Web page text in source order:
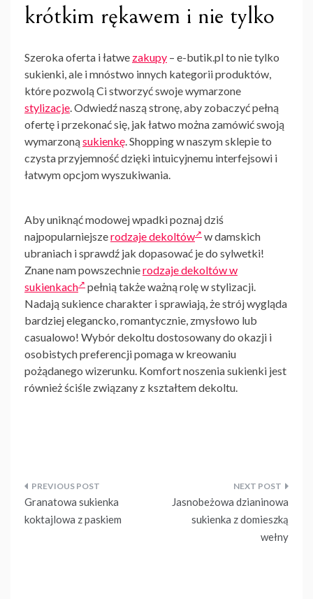
krótkim rękawem i nie tylko
Szeroka oferta i łatwe zakupy – e-butik.pl to nie tylko
sukienki, ale i mnóstwo innych kategorii produktów,
które pozwolą Ci stworzyć swoje wymarzone
stylizacje. Odwiedź naszą stronę, aby zobaczyć pełną
ofertę i przekonać się, jak łatwo można zamówić swoją
wymarzonąsukienkę. Shopping w naszym sklepie to
czysta przyjemność dzięki intuicyjnemu interfejsowi i
łatwym opcjom wyszukiwania.
Aby uniknąć modowej wpadki poznaj dziś
najpopularniejszerodzaje dekoltów
w damskich
ubraniach i sprawdź jak dopasować je do sylwetki!
Znane nam powszechnierodzaje dekoltów w
sukienkach
pełnią także ważną rolę w stylizacji.
Nadają sukience charakter i sprawiają, że strój wygląda
bardziej elegancko, romantycznie, zmysłowo lub
casualowo! Wybór dekoltu dostosowany do okazji i
osobistych preferencji pomaga w kreowaniu
pożądanego wizerunku. Komfort noszenia sukienki jest
również ściśle związany z kształtem dekoltu.
Nawigacja
wpisu
Granatowa sukienka
koktajlowa z paskiem
Jasnobeżowa dzianinowa
sukienka z domieszką
wełny